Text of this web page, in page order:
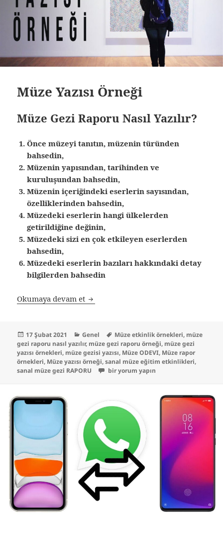
Müze Yazısı Örneği
Müze Gezi Raporu Nasıl Yazılır?
Önce müzeyi tanıtın, müzenin türünden
bahsedin,
Müzenin yapısından, tarihinden ve
kuruluşundan bahsedin,
Müzenin içeriğindeki eserlerin sayısından,
özelliklerinden bahsedin,
Müzedeki eserlerin hangi ülkelerden
getirildiğine değinin,
Müzedeki sizi en çok etkileyen eserlerden
bahsedin,
Müzedeki eserlerin bazıları hakkındaki detay
bilgilerden bahsedin
Okumaya devam et Müze Yazısı Örneği
Yayın
tarihi
17 Şubat 2021 Kategoriler
Genel Etiketler
Müze etkinlik örnekleri, müze
gezi raporu nasıl yazılır, müze gezi raporu örneği, müze gezi
yazısı örnekleri, müze gezisi yazısı, Müze ODEVI, Müze rapor
örnekleri, Müze yazısı örneği,sanal müze eğitim etkinlikleri,
sanal müze gezi RAPORU
Müze Yazısı Örneği için
bir yorum yapın